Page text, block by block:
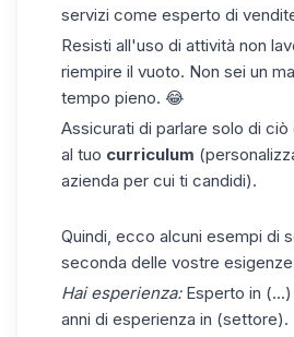
servizi come esperto di
Resisti all'uso di attività non
riempire il vuoto. Non sei un
tempo pieno. 😂
Assicurati di parlare solo di
al tuo curriculum
azienda per cui ti candidi).
Quindi, ecco alcuni esempi di
seconda delle vostre
Hai esperienza:Esperto in
anni di esperienza in (settore).